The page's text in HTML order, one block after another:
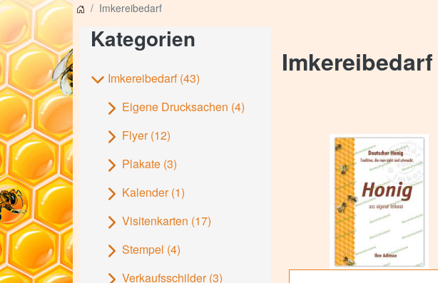
Imkereibedarf
Kategorien
Imkereibedarf(43)
Eigene Drucksachen (4)
Flyer(12)
Plakate (3)
Kalender(1)
Visitenkarten (17)
Stempel (4)
Verkaufsschilder(3)
Imkereibedarf